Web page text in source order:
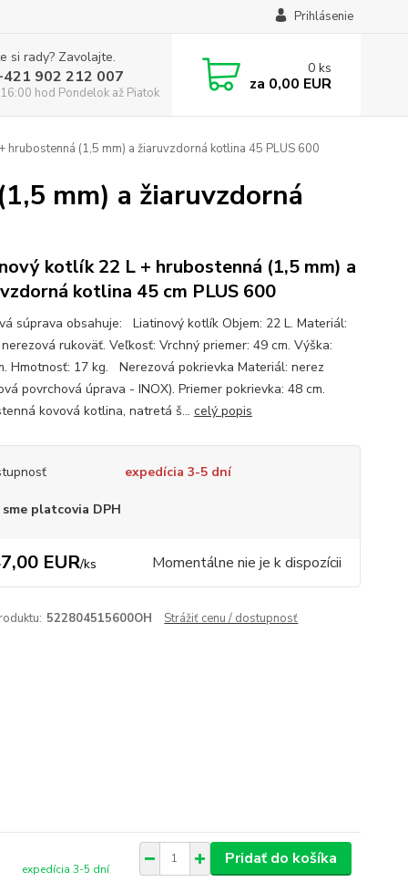
Prihlásenie
si rady? Zavolajte.
902 212 007
hod Pondelok až Piatok
0 ks
za 0,00 EUR
hrubostenná (1,5 mm) a žiaruvzdorná kotlina 45 PLUS 600
mm) a žiaruvzdorná
kotlík 22 L + hrubostenná (1,5 mm) a
kotlina 45 cm PLUS 600
súprava obsahuje: Liatinový kotlík Objem: 22 L. Materiál:
rukoväť. Veľkosť: Vrchný priemer: 49 cm. Výška:
Hmotnosť: 17 kg. Nerezová pokrievka Materiál: nerez
povrchová úprava - INOX). Priemer pokrievka: 48 cm.
kovová kotlina, natretá š... celý popis
expedícia 3-5 dní
sme platcovia DPH
EUR/ks Momentálne nie je k dispozícii
522804515600OH Strážiť cenu / dostupnosť
expedícia 3-5 dní
Pridať do košíka